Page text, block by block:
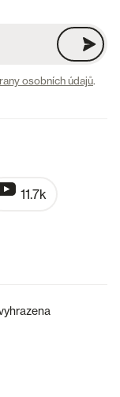
osobních údajů.
11.7k